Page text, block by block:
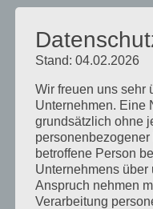
Das Glück ist das
wenn man es teilt.
Stadt, neue Leute,
dieser spannenden,
überwältigenden
Stand: 04.02.2026
Wir freuen uns sehr
Unternehmen. Eine
grundsätzlich ohne
betroffene Person
Unternehmens über
Anspruch nehmen
Verarbeitung